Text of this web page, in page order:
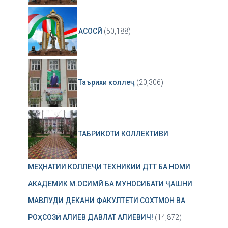
АСОСӢ (50,188)
Таърихи коллеҷ (20,306)
ТАБРИКОТИ КОЛЛЕКТИВИ
МЕҲНАТИИ КОЛЛЕҶИ ТЕХНИКИИ ДТТ БА НОМИ
АКАДЕМИК М.ОСИМӢ БА МУНОСИБАТИ ҶАШНИ
МАВЛУДИ ДЕКАНИ ФАКУЛТЕТИ СОХТМОН ВА
РОҲСОЗӢ АЛИЕВ ДАВЛАТ АЛИЕВИЧ! (14,872)